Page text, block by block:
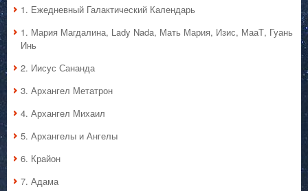
1. Ежедневный Галактический Календарь
1. Мария Магдалина, Lady Nada, Мать Мария, Изис, МааТ, Гуань
Инь
2. Иисус Сананда
3. Архангел Метатрон
4. Архангел Михаил
5. Архангелы и Ангелы
6. Крайон
7. Адама